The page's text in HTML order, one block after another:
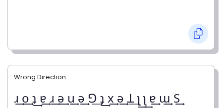
Wrong Direction
ɹ͢ o͢ ʇ͢ ɐ͢ ɹ͢ ǝ͢ u͢ ǝ͢ ꓨ͢ ʇ͢ x͢ ǝ͢ ꓕ͢ ʅ͢ ʅ͢ ɐ͢ ɯ͢ S͢